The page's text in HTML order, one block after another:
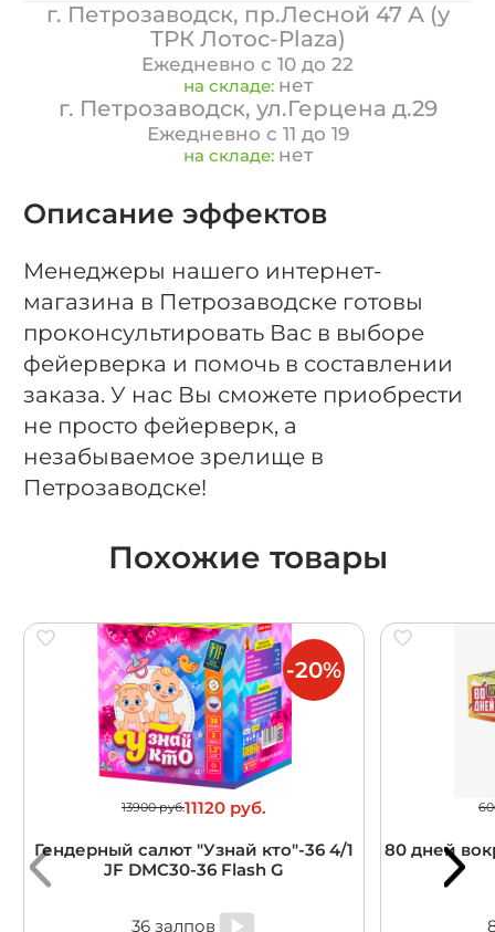
г. Петрозаводск, пр.Лесной 47 А (у
ТРК Лотос-Plaza)
Ежедневно с 10 до 22
на складе: нет
г. Петрозаводск, ул.Герцена д.29
Ежедневно с 11 до 19
на складе: нет
Описание эффектов
Менеджеры нашего интернет-
магазина в Петрозаводске готовы
проконсультировать Вас в выборе
фейерверка и помочь в составлении
заказа. У нас Вы сможете приобрести
не просто фейерверк, а
незабываемое зрелище в
Петрозаводске!
Похожие товары
13900 руб.11120 руб.
Гендерный салют "Узнай кто"-36 4/1
JF DMC30-36 Flash G
36 залпов
-20%
80 дней